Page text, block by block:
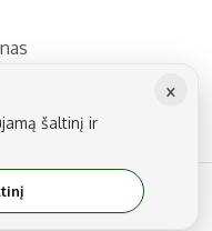
rajono
rajono
be raštiško sutikimo yra
×
šaltinį ir